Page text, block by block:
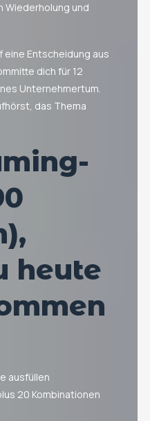
und
eine Entscheidung aus
dich für 12
Unternehmertum.
das Thema
heute
ausfüllen
20 Kombinationen